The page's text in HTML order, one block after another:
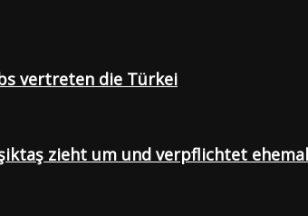
vertreten die Türkei
zieht um und verpflichtet